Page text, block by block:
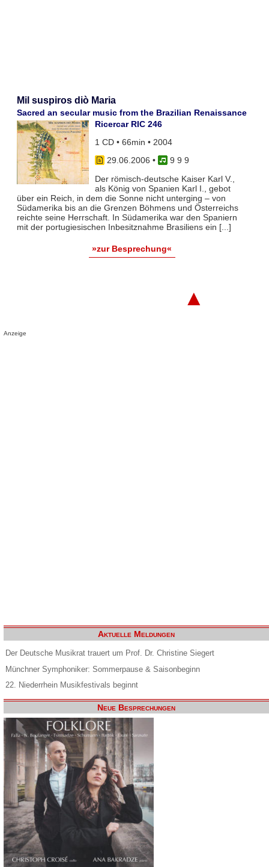
Mil suspiros diò Maria
Sacred an secular music from the Brazilian Renaissance
Ricercar RIC 246
1 CD • 66min • 2004
29.06.2006 •
9 9 9
Der römisch-deutsche Kaiser Karl V.,
als König von Spanien Karl I., gebot
über ein Reich, in dem die Sonne nicht unterging – von
Südamerika bis an die Grenzen Böhmens und Österreichs
reichte seine Herrschaft. In Südamerika war den Spaniern
mit der portugiesischen Inbesitznahme Brasiliens ein [...]
»zur Besprechung«
▲
Anzeige
Aktuelle Meldungen
Der Deutsche Musikrat trauert um Prof. Dr. Christine Siegert
Münchner Symphoniker: Sommerpause & Saisonbeginn
22. Niederrhein Musikfestivals beginnt
Neue Besprechungen